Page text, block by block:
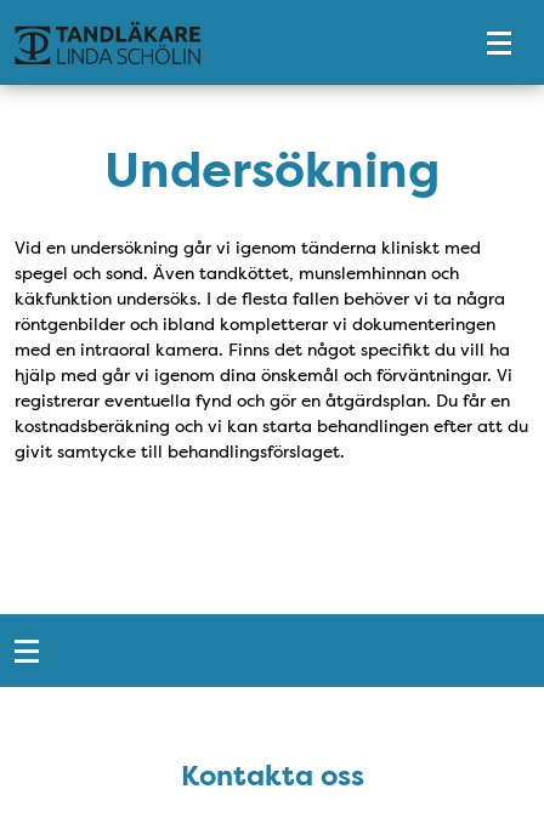
Tillgänglighetsmeny
Undersökning
Vid en undersökning går vi igenom tänderna kliniskt med
spegel och sond. Även tandköttet, munslemhinnan och
käkfunktion undersöks. I de flesta fallen behöver vi ta några
röntgenbilder och ibland kompletterar vi dokumenteringen
med en intraoral kamera. Finns det något specifikt du vill ha
hjälp med går vi igenom dina önskemål och förväntningar. Vi
registrerar eventuella fynd och gör en åtgärdsplan. Du får en
kostnadsberäkning och vi kan starta behandlingen efter att du
givit samtycke till behandlingsförslaget.
Snabblänkar
Kontakta ossKontakta oss